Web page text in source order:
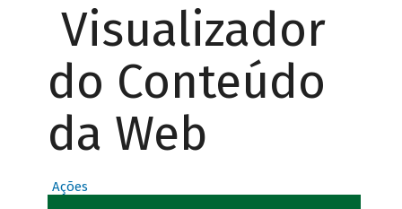
Visualizador
do Conteúdo
da Web
Ações